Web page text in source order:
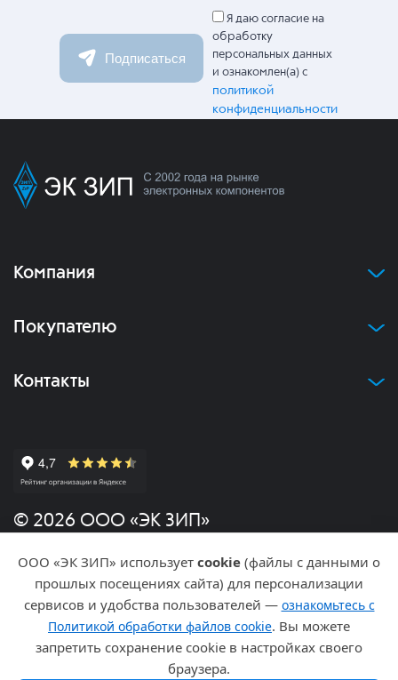
Подписаться
Я даю согласие на
обработку
персональных данных
и ознакомлен(а) с
политикой
конфиденциальности
Компания
Покупателю
Контакты
© 2026 ООО «ЭК ЗИП»
Политика конфиденциальности
Разработка и продвижение
ООО «ЭК ЗИП» использует cookie (файлы с данными о
прошлых посещениях сайта) для персонализации
сервисов и удобства пользователей — ознакомьтесь с
Политикой обработки файлов cookie. Вы можете
запретить сохранение cookie в настройках своего
браузера.